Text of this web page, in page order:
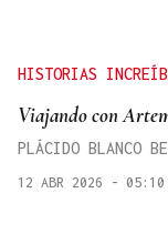
HISTORIAS
Viajando con
PLÁCIDO BLANCO
12 ABR 2026 - 05:10